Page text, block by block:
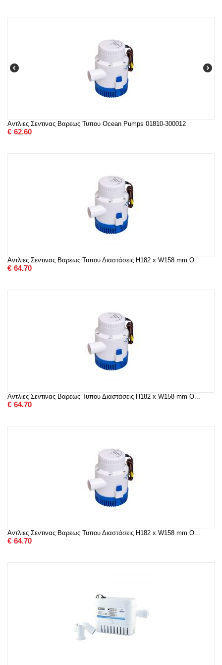
Αντλιες Σεντινας Βαρεως Τυπου Ocean Pumps 01810-300012
€ 62.60
Αντλιες Σεντινας Βαρεως Τυπου Διαστάσεις H182 x W158 mm O...
€ 64.70
Αντλιες Σεντινας Βαρεως Τυπου Διαστάσεις H182 x W158 mm O...
€ 64.70
Αντλιες Σεντινας Βαρεως Τυπου Διαστάσεις H182 x W158 mm O...
€ 64.70